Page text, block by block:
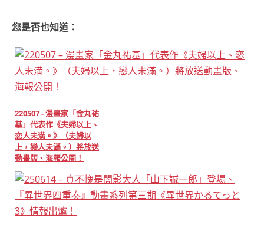
您是否也知道：
220507 - 漫畫家「金丸祐
基」代表作《夫婦以上、
恋人未満。》（夫婦以
上，戀人未滿。）將放送
動畫版、海報公開！